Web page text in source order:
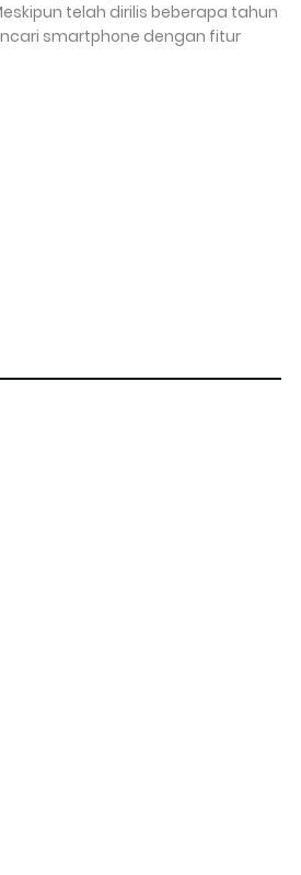
telah dirilis beberapa tahun
smartphone dengan fitur